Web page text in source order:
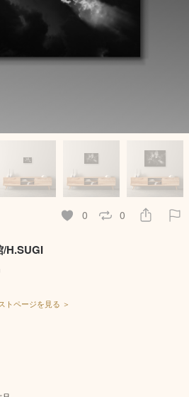
0 0
/H.SUGI
トページを見る ＞